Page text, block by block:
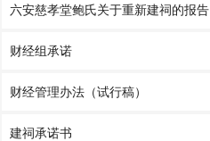
六安慈孝堂鲍氏关于重新建祠的报告
财经组承诺
财经管理办法（试行稿）
建祠承诺书